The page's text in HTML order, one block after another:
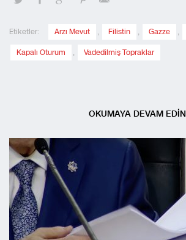
Etiketler: Arzı Mevut , Filistin , Gazze ,
Kapalı Oturum , Vadedilmiş Topraklar
OKUMAYA DEVAM EDİN